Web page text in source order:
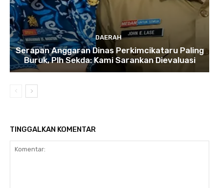
DAERAH
Serapan Anggaran Dinas Perkimcikataru Paling
Buruk, Plh Sekda: Kami Sarankan Dievaluasi
TINGGALKAN KOMENTAR